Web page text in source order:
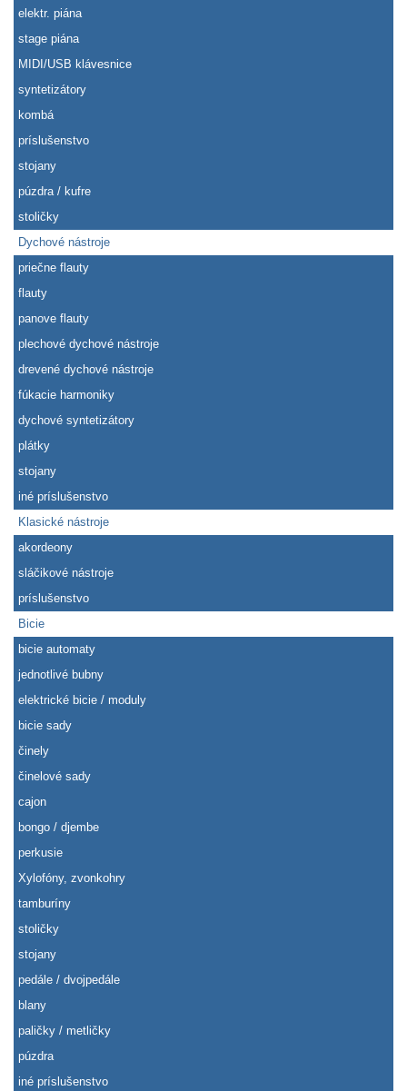
elektr. piána
stage piána
MIDI/USB klávesnice
syntetizátory
kombá
príslušenstvo
stojany
púzdra / kufre
stoličky
Dychové nástroje
priečne flauty
flauty
panove flauty
plechové dychové nástroje
drevené dychové nástroje
fúkacie harmoniky
dychové syntetizátory
plátky
stojany
iné príslušenstvo
Klasické nástroje
akordeony
sláčikové nástroje
príslušenstvo
Bicie
bicie automaty
jednotlivé bubny
elektrické bicie / moduly
bicie sady
činely
činelové sady
cajon
bongo / djembe
perkusie
Xylofóny, zvonkohry
tamburíny
stoličky
stojany
pedále / dvojpedále
blany
paličky / metličky
púzdra
iné príslušenstvo